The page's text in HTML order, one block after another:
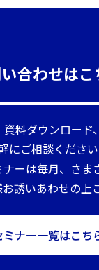
合わせはこ
料ダウンロード
にご相談ください
ーは毎月、さま
誘いあわせの上
ミナー一覧はこち